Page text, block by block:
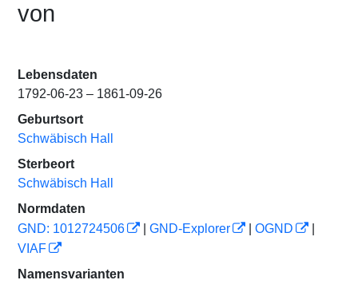
von
Lebensdaten
1792-06-23 – 1861-09-26
Geburtsort
Schwäbisch Hall
Sterbeort
Schwäbisch Hall
Normdaten
GND: 1012724506
GND-Explorer OGND
VIAF
Namensvarianten